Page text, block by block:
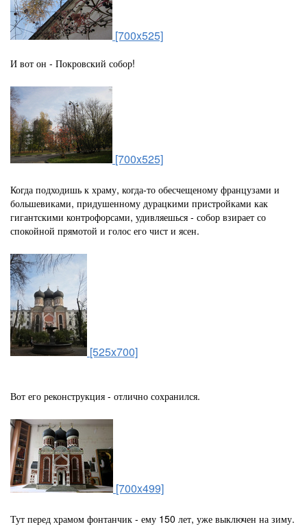
[700x525]
И вот он - Покровский собор!
[700x525]
Когда подходишь к храму, когда-то обесчещеному французами и
большевиками, придушенному дурацкими пристройками как
гигантскими контрофорсами, удивляешься - собор взирает со
спокойной прямотой и голос его чист и ясен.
[525x700]
Вот его реконструкция - отлично сохранился.
[700x499]
Тут перед храмом фонтанчик - ему 150 лет, уже выключен на зиму.